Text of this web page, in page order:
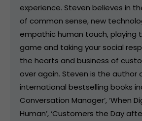
experience. Steven believes in
of common sense, new
empathic human touch, playing
game and taking your social
the hearts and business of
over again. Steven is the author
international bestselling books
Conversation Manager’, ‘When
Human’, ‘Customers the Day